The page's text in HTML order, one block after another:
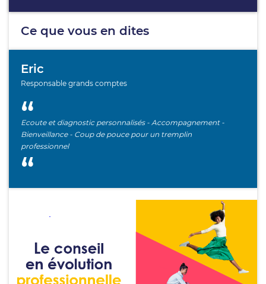
Ce que vous en dites
Eric
Responsable grands comptes
Ecoute et diagnostic personnalisés - Accompagnement -
Bienveillance - Coup de pouce pour un tremplin
professionnel